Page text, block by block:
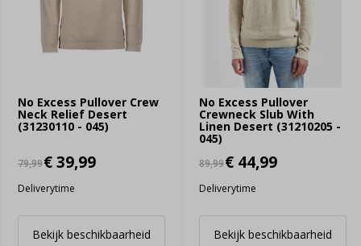
No Excess Pullover Crew
Neck Relief Desert
(31230110 - 045)
79,99€ 39,99
Deliverytime
Bekijk beschikbaarheid
No Excess Pullover
Crewneck Slub With
Linen Desert (31210205 -
045)
89,99€ 44,99
Deliverytime
Bekijk beschikbaarheid